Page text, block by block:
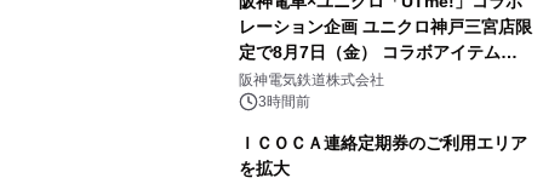
レーション企画 ユニクロ神戸三宮店限
定で8月7日（金） コラボアイテムが
発売決定！
阪神電気鉄道株式会社
3時間前
ＩＣＯＣＡ連絡定期券のご利用エリア
を拡大